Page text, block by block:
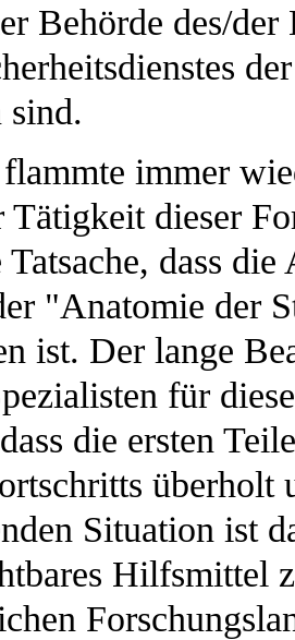
Behörde des/
sind.
immer
dieser
Tatsache, dass
"Anatomie der
ist. Der lange
für
die ersten
überholt
Situation ist
Hilfsmittel